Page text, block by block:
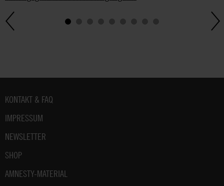
Fußbereich
KONTAKT & FAQ
IMPRESSUM
NEWSLETTER
SHOP
AMNESTY-MATERIAL